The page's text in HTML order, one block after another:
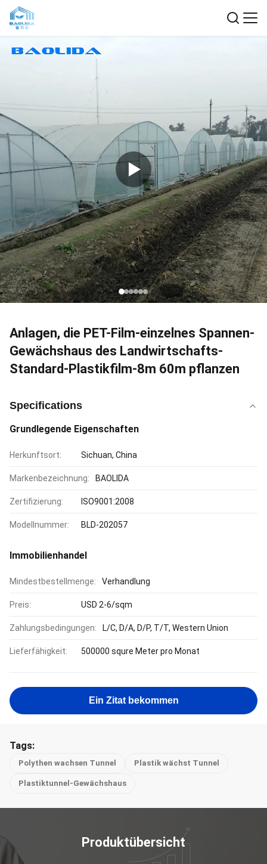
Anlagen, die PET-Film-einzelnes Spannen-
Gewächshaus des Landwirtschafts-
Standard-Plastikfilm-8m 60m pflanzen
Specifications
Grundlegende Eigenschaften
Herkunftsort: Sichuan, China
Markenbezeichnung: BAOLIDA
Zertifizierung: ISO9001:2008
Modellnummer: BLD-202057
Immobilienhandel
Mindestbestellmenge: Verhandlung
Preis: USD 2-6/sqm
Zahlungsbedingungen: L/C, D/A, D/P, T/T, Western Union
Lieferfähigkeit: 500000 squre Meter pro Monat
Ein Zitat bekommen
Tags:
Polythen wachsen Tunnel Plastik wächst Tunnel
Plastiktunnel-Gewächshaus
Produktübersicht